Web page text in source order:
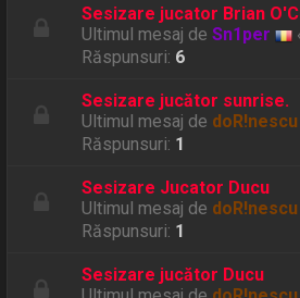
Sesizare jucator Brian
Ultimul mesaj deSn1per
Răspunsuri: 6
Sesizare jucător sunrise.
Ultimul mesaj de doR!nescu
Răspunsuri: 1
Sesizare Jucator Ducu
Ultimul mesaj de doR!nescu
Răspunsuri: 1
Sesizare jucător Ducu